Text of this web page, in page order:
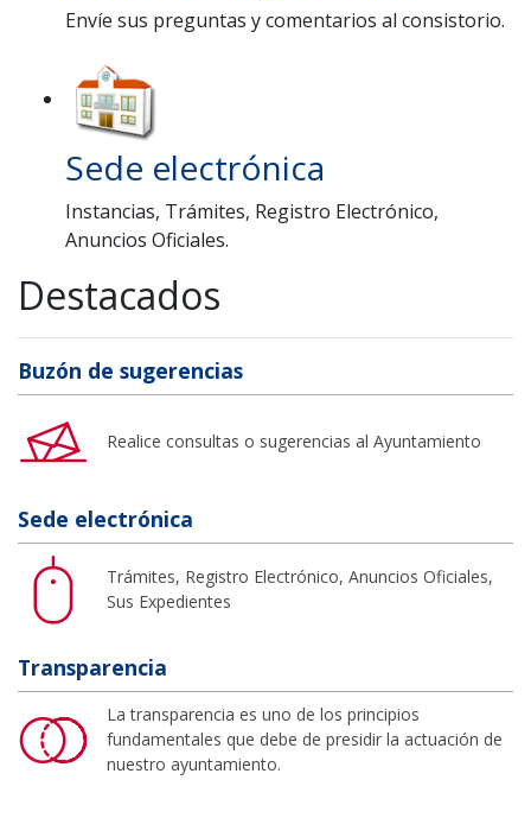
Envíe sus preguntas y comentarios al consistorio.
Sede electrónica
Instancias, Trámites, Registro Electrónico,
Anuncios Oficiales.
Destacados
Buzón de sugerencias
Realice consultas o sugerencias al Ayuntamiento
Sede electrónica
Trámites, Registro Electrónico, Anuncios Oficiales,
Sus Expedientes
Transparencia
La transparencia es uno de los principios
fundamentales que debe de presidir la actuación de
nuestro ayuntamiento.